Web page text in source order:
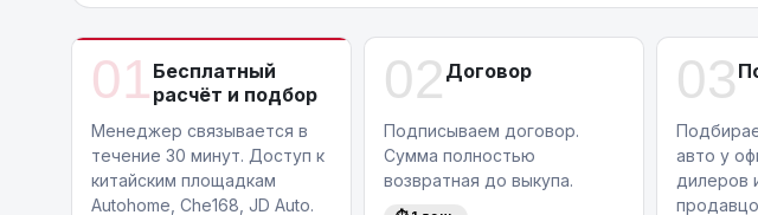
01 Бесплатный
расчёт и подбор
Менеджер связывается в
течение 30 минут. Доступ к
китайским площадкам
Autohome, Che168, JD Auto.
02 Договор
Подписываем договор.
Сумма полностью
возвратная до выкупа.
03
авто у
дилеров